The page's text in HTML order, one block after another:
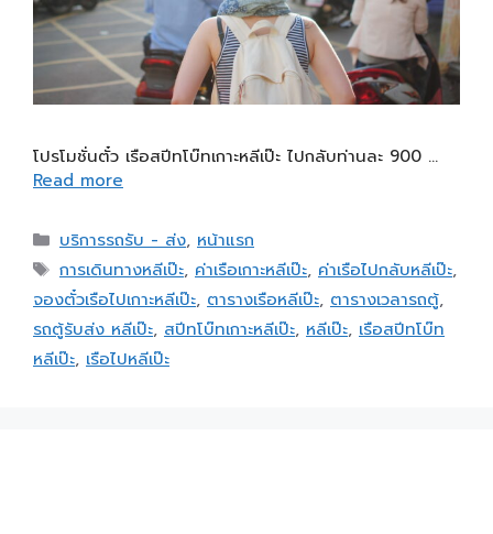
โปรโมชั่นตั๋ว เรือสปีทโบ๊ทเกาะหลีเป๊ะ ไปกลับท่านละ 900 …
Read more
บริการรถรับ - ส่ง, หน้าแรก
การเดินทางหลีเป๊ะ, ค่าเรือเกาะหลีเป๊ะ, ค่าเรือไปกลับหลีเป๊ะ,
จองตั๋วเรือไปเกาะหลีเป๊ะ, ตารางเรือหลีเป๊ะ, ตารางเวลารถตู้,
รถตู้รับส่ง หลีเป๊ะ, สปีทโบ๊ทเกาะหลีเป๊ะ, หลีเป๊ะ, เรือสปีทโบ๊ท
หลีเป๊ะ, เรือไปหลีเป๊ะ